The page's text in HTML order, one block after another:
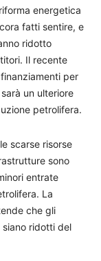
energetica
fatti sentire, e
ridotto
Il recente
per
un ulteriore
petrolifera.
scarse risorse
sono
entrate
La
che gli
siano ridotti del